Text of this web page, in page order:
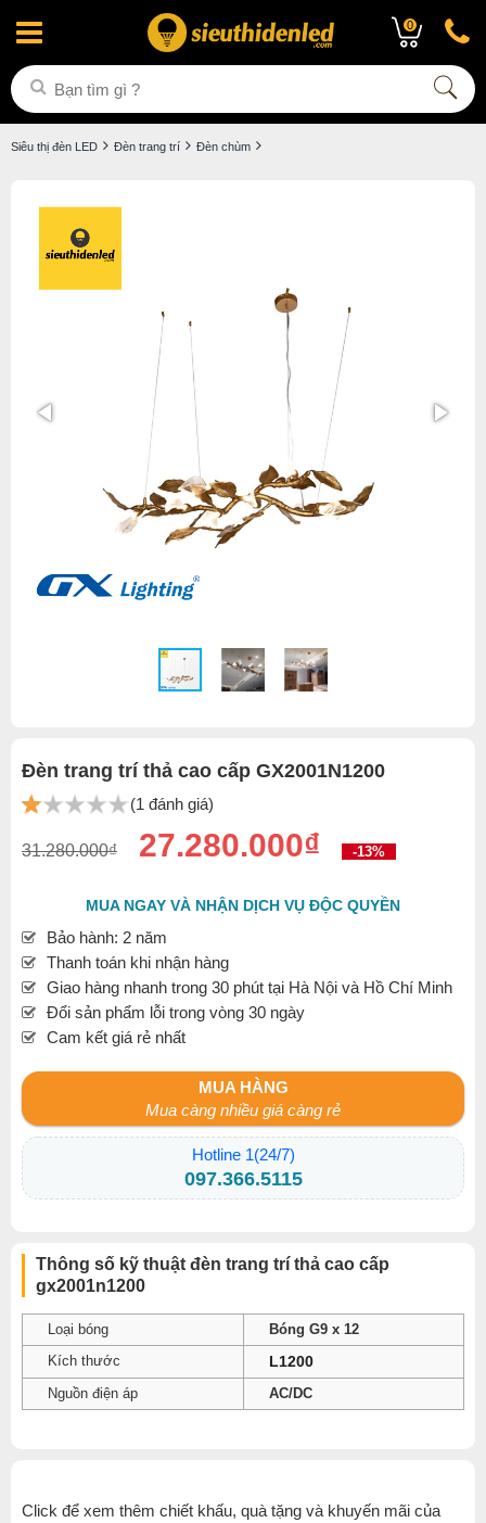
0
Siêu thị đèn LED Đèn trang trí Đèn chùm
Đèn trang trí thả cao cấp GX2001N1200
(1 đánh giá)
31.280.000₫ 27.280.000₫ -13%
MUA NGAY VÀ NHẬN DỊCH VỤ ĐỘC QUYỀN
Bảo hành: 2 năm
Thanh toán khi nhận hàng
Giao hàng nhanh trong 30 phút tại Hà Nội và Hồ Chí Minh
Đổi sản phẩm lỗi trong vòng 30 ngày
Cam kết giá rẻ nhất
MUA HÀNG
Mua càng nhiều giá càng rẻ
Hotline 1(24/7)
097.366.5115
Thông số kỹ thuật đèn trang trí thả cao cấp
gx2001n1200
Loại bóng
Bóng G9 x 12
Kích thước
L1200
Nguồn điện áp AC/DC
Click để xem thêm chiết khấu, quà tặng và khuyến mãi của